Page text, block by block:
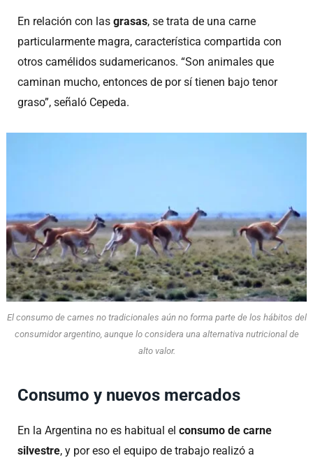
En relación con las grasas, se trata de una carne
particularmente magra, característica compartida con
otros camélidos sudamericanos. “Son animales que
caminan mucho, entonces de por sí tienen bajo tenor
graso”, señaló Cepeda.
El consumo de carnes no tradicionales aún no forma parte de los hábitos del
consumidor argentino, aunque lo considera una alternativa nutricional de
alto valor.
Consumo y nuevos mercados
En la Argentina no es habitual el consumo de carne
silvestre, y por eso el equipo de trabajo realizó a